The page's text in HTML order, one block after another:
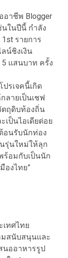
อาชีพ Blogger
นในปีนี้ กำลัง
1st รายการ
น์ชิงเงิน
แสนบาท ครั้ง
รเจคนี้เกิด
ลายเป็นเชฟ
ตถุดิบท้องถิ่น
เป็นไอเดียต่อย
อนรับนักท่อง
รุ่นใหม่ให้ลุก
ร้อมกับเป็นนัก
องไทย”
ทศไทย
มสนับสนุนและ
นออาหารรูป